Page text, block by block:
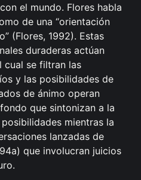
el mundo. Flores habla
de una “orientación
(Flores, 1992). Estas
duraderas actúan
cual se filtran las
y las posibilidades de
de ánimo operan
que sintonizan a la
mientras la
lanzadas de
que involucran juicios